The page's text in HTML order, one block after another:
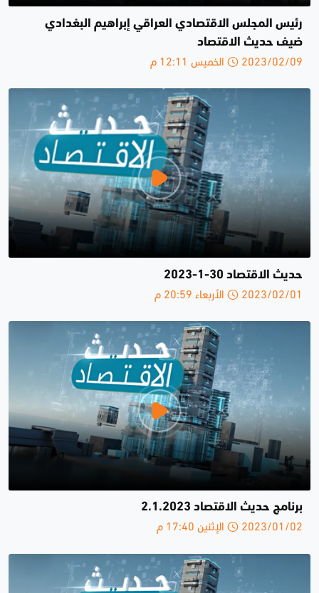
رئيس المجلس الاقتصادي العراقي إبراهيم البغدادي
ضيف حديث الاقتصاد
2023/02/09 الخميس 12:11 م
حديث الاقتصاد 30-1-2023
2023/02/01 الأربعاء 20:59 م
برنامج حديث الاقتصاد 2.1.2023
2023/01/02 الإثنين 17:40 م